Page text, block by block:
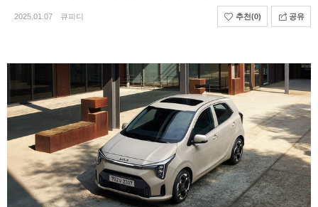
2025.01.07 큐피디 추천(0) 공유